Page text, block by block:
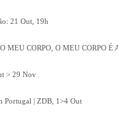
21 Out, 19h
CORPO, O MEU CORPO É
> 29 Nov
Portugal | ZDB, 1>4 Out